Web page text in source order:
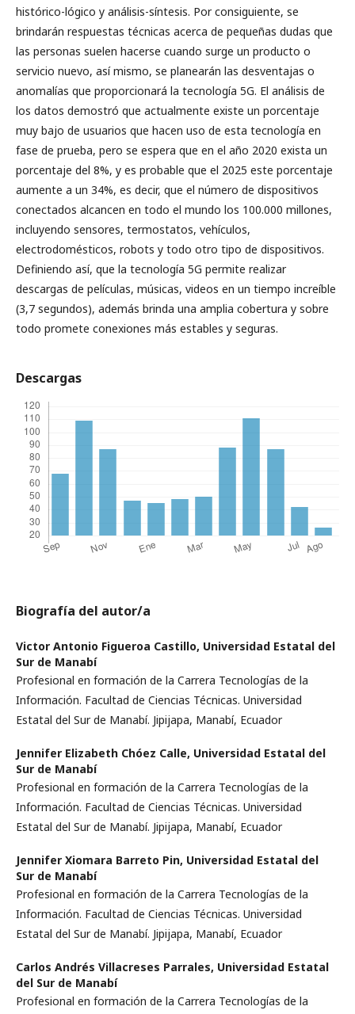
histórico-lógico y análisis-síntesis. Por consiguiente, se
brindarán respuestas técnicas acerca de pequeñas dudas que
las personas suelen hacerse cuando surge un producto o
servicio nuevo, así mismo, se planearán las desventajas o
anomalías que proporcionará la tecnología 5G. El análisis de
los datos demostró que actualmente existe un porcentaje
muy bajo de usuarios que hacen uso de esta tecnología en
fase de prueba, pero se espera que en el año 2020 exista un
porcentaje del 8%, y es probable que el 2025 este porcentaje
aumente a un 34%, es decir, que el número de dispositivos
conectados alcancen en todo el mundo los 100.000 millones,
incluyendo sensores, termostatos, vehículos,
electrodomésticos, robots y todo otro tipo de dispositivos.
Definiendo así, que la tecnología 5G permite realizar
descargas de películas, músicas, videos en un tiempo increíble
(3,7 segundos), además brinda una amplia cobertura y sobre
todo promete conexiones más estables y seguras.
Descargas
Biografía del autor/a
Victor Antonio Figueroa Castillo, Universidad Estatal del
Sur de Manabí
Profesional en formación de la Carrera Tecnologías de la
Información. Facultad de Ciencias Técnicas. Universidad
Estatal del Sur de Manabí. Jipijapa, Manabí, Ecuador
Jennifer Elizabeth Chóez Calle, Universidad Estatal del
Sur de Manabí
Profesional en formación de la Carrera Tecnologías de la
Información. Facultad de Ciencias Técnicas. Universidad
Estatal del Sur de Manabí. Jipijapa, Manabí, Ecuador
Jennifer Xiomara Barreto Pin, Universidad Estatal del
Sur de Manabí­
Profesional en formación de la Carrera Tecnologías de la
Información. Facultad de Ciencias Técnicas. Universidad
Estatal del Sur de Manabí. Jipijapa, Manabí, Ecuador
Carlos Andrés Villacreses Parrales, Universidad Estatal
del Sur de Manabí
Profesional en formación de la Carrera Tecnologías de la